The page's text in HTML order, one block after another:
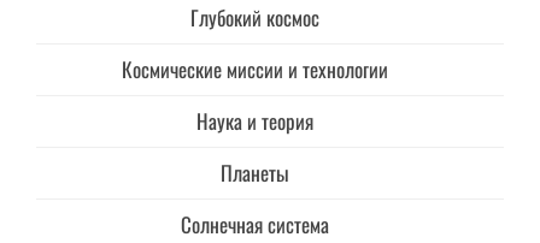
Глубокий космос
Космические миссии и технологии
Наука и теория
Планеты
Солнечная система